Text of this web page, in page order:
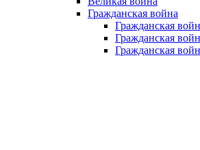
Гражданская война
Гражданская
Гражданская
Гражданская